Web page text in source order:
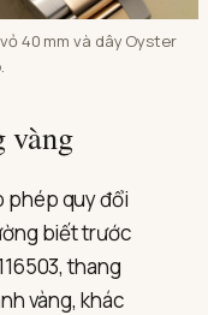
40 mm và dây Oyster
vàng
phép quy đổi
biết trước
thang
vàng, khác